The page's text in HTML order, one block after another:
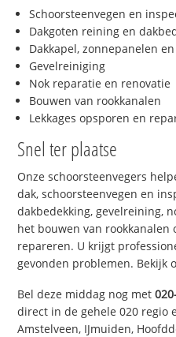
Schoorsteenvegen en
Dakgoten reining en
Dakkapel, zonnepanelen
Gevelreiniging
Nok reparatie en renovatie
Bouwen van rookkanalen
Lekkages opsporen en
Snel ter plaatse
Onze schoorsteenvegers
dak, schoorsteenvegen en
dakbedekking, gevelreining,
het bouwen van rookkanalen
repareren. U krijgt
gevonden problemen. Bekijk
Bel deze middag nog met
direct in de gehele 020 regio
Amstelveen, IJmuiden,